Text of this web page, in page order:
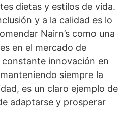
dietas y estilos de vida.
y a la calidad es lo
Nairn’s como una
en el mercado de
constante innovación en
siempre la
es un claro ejemplo de
adaptarse y prosperar